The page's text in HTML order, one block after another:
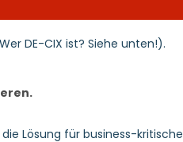
DE-CIX ist? Siehe unten!).
Lösung für business-